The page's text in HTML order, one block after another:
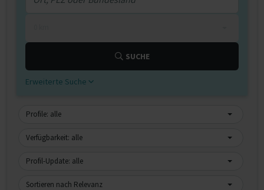
SUCHE
Erweiterte Suche
Profile: alle
Verfügbarkeit: alle
Profil-Update: alle
Sortieren nach Relevanz